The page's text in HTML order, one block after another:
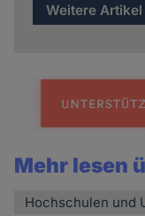
Weitere
Mehr lesen
Hochschulen und